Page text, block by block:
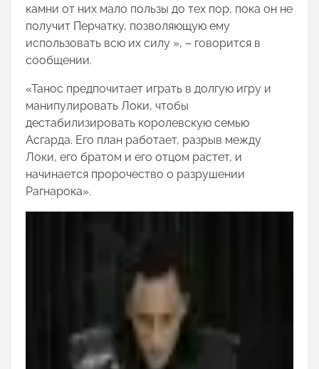
камни от них мало пользы до тех пор, пока он не
получит Перчатку, позволяющую ему
использовать всю их силу », – говорится в
сообщении.
«Танос предпочитает играть в долгую игру и
манипулировать Локи, чтобы
дестабилизировать королевскую семью
Асгарда. Его план работает, разрыв между
Локи, его братом и его отцом растет, и
начинается пророчество о разрушении
Рагнарока».